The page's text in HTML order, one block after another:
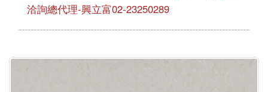
洽詢總代理-興立富02-23250289